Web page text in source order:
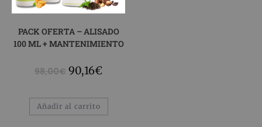
PACK OFERTA – ALISADO
100 ML + MANTENIMIENTO
98,00€ 90,16€
Añadir al carrito